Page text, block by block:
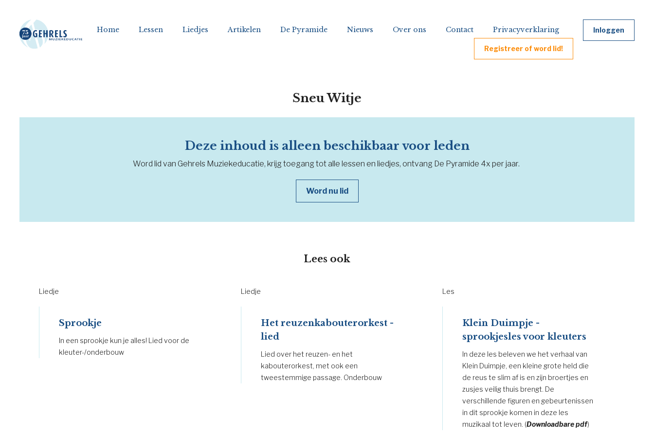
Home Lessen Liedjes Artikelen De Pyramide Nieuws Over ons Contact Inloggen
Registreer of word lid!
Privacyverklaring
Sneu Witje
Deze inhoud is alleen beschikbaar voor leden
Word lid van Gehrels Muziekeducatie, krijg toegang tot alle lessen en liedjes, ontvang De Pyramide 4x per jaar.
Word nu lid
Lees ook
Liedje
Sprookje
In een sprookje kun je alles! Lied voor de
kleuter-/onderbouw
Liedje
Het reuzenkabouterorkest -
lied
Lied over het reuzen- en het
kabouterorkest, met ook een
tweestemmige passage. Onderbouw
Les
Klein Duimpje -
sprookjesles voor kleuters
In deze les beleven we het verhaal van
Klein Duimpje, een kleine grote held die
de reus te slim af is en zijn broertjes en
zusjes veilig thuis brengt. De
verschillende figuren en gebeurtenissen
in dit sprookje komen in deze les
muzikaal tot leven. (Downloadbare pdf)